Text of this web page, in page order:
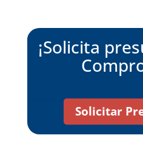
¡Solicita
Solicitar